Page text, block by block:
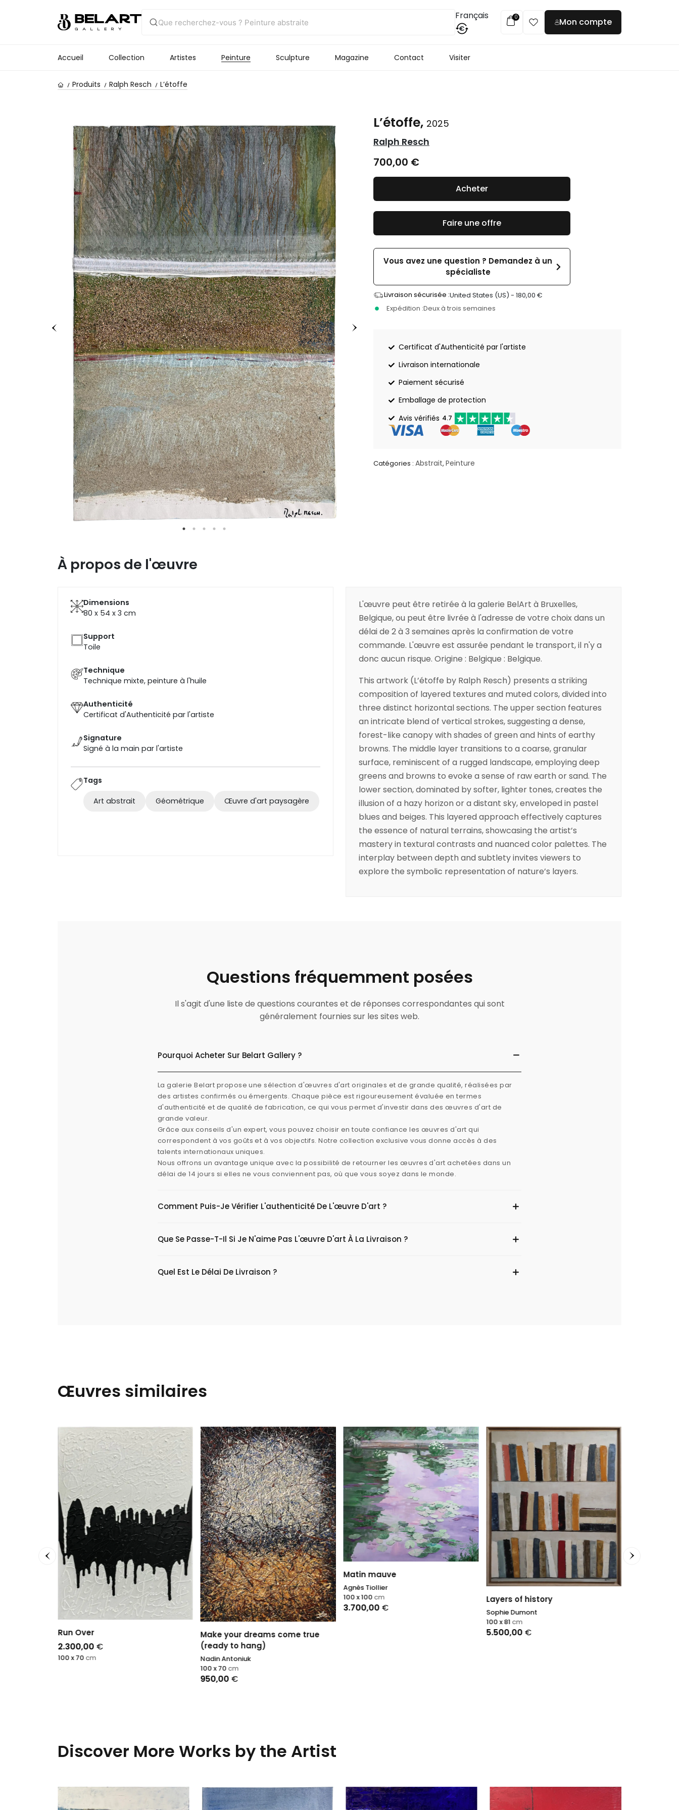
Français
€
0 Mon compte
Accueil Collection Artistes Peinture Sculpture Magazine Contact Visiter
Produits Ralph Resch L’étoffe
L’étoffe, 2025
Ralph Resch
700,00 €
Faire une offre
Vous avez une question ? Demandez à un
spécialiste
Livraison sécurisée :United States (US) -180,00€
Expédition :Deux à trois semaines
Certificat d'Authenticité par l'artiste
Livraison internationale
Paiement sécurisé
Emballage de protection
Avis vérifiés 4.7
Catégories : Abstrait, Peinture
Acheter
À propos de l'œuvre
Dimensions
80 x 54 x 3 cm
Support
Toile
Technique
Technique mixte, peinture à l'huile
Authenticité
Certificat d'Authenticité par l'artiste
Signature
Signé à la main par l'artiste
Tags
Art abstrait Géométrique Œuvre d'art paysagère
L'œuvre peut être retirée à la galerie BelArt à Bruxelles,
Belgique, ou peut être livrée à l'adresse de votre choix dans un
délai de 2 à 3 semaines après la confirmation de votre
commande. L'œuvre est assurée pendant le transport, il n'y a
donc aucun risque. Origine : Belgique : Belgique.
This artwork (L’étoffe by Ralph Resch) presents a striking
composition of layered textures and muted colors, divided into
three distinct horizontal sections. The upper section features
an intricate blend of vertical strokes, suggesting a dense,
forest-like canopy with shades of green and hints of earthy
browns. The middle layer transitions to a coarse, granular
surface, reminiscent of a rugged landscape, employing deep
greens and browns to evoke a sense of raw earth or sand. The
lower section, dominated by softer, lighter tones, creates the
illusion of a hazy horizon or a distant sky, enveloped in pastel
blues and beiges. This layered approach effectively captures
the essence of natural terrains, showcasing the artist’s
mastery in textural contrasts and nuanced color palettes. The
interplay between depth and subtlety invites viewers to
explore the symbolic representation of nature’s layers.
Questions fréquemment posées
Il s'agit d'une liste de questions courantes et de réponses correspondantes qui sont
généralement fournies sur les sites web.
Pourquoi Acheter Sur Belart Gallery ?
La galerie Belart propose une sélection d'œuvres d'art originales et de grande qualité, réalisées par
des artistes confirmés ou émergents. Chaque pièce est rigoureusement évaluée en termes
d'authenticité et de qualité de fabrication, ce qui vous permet d'investir dans des œuvres d'art de
grande valeur.
Grâce aux conseils d'un expert, vous pouvez choisir en toute confiance les œuvres d'art qui
correspondent à vos goûts et à vos objectifs. Notre collection exclusive vous donne accès à des
talents internationaux uniques.
Nous offrons un avantage unique avec la possibilité de retourner les œuvres d'art achetées dans un
délai de 14 jours si elles ne vous conviennent pas, où que vous soyez dans le monde.
Comment Puis-Je Vérifier L'authenticité De L'œuvre D'art ?
Que Se Passe-T-Il Si Je N'aime Pas L'œuvre D'art À La Livraison ?
Quel Est Le Délai De Livraison ?
Œuvres similaires
Run Over
2.300,00 €
100 x 70 cm
Make your dreams come true
(ready to hang)
Nadin Antoniuk
950,00 €
100 x 70 cm
Matin mauve
Agnès Tiollier
3.700,00 €
100 x 100 cm Layers of history
Sophie Dumont
5.500,00 €
100 x 81 cm
Pesca di
Discover More Works by the Artist